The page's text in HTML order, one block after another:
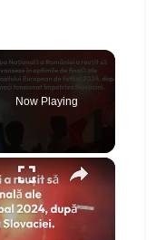
Now Playing
×